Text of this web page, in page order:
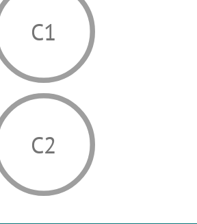
C1
C2